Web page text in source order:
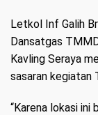
Letkol Inf Galih
Dansatgas
Kavling Seraya
sasaran kegiatan
“Karena lokasi